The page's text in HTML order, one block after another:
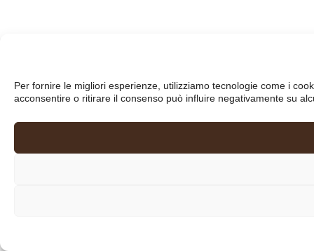
Per fornire le migliori esperienze, utilizziamo tecnologie come i
acconsentire o ritirare il consenso può influire negativamente su